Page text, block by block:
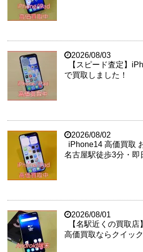
2026/08/03
【スピード査定】
で買取しました！
2026/08/02
iPhone14 高価買取
名古屋駅徒歩3分・即
2026/08/01
【名駅近くの買取
高価買取ならクイッ